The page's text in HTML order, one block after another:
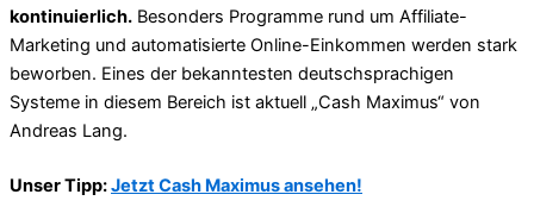
kontinuierlich. Besonders Programme rund um Affiliate-
Marketing und automatisierte Online-Einkommen werden stark
beworben. Eines der bekanntesten deutschsprachigen
Systeme in diesem Bereich ist aktuell „Cash Maximus“ von
Andreas Lang.
Unser Tipp:Jetzt Cash Maximus ansehen!